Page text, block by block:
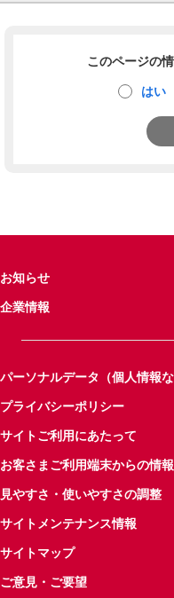
このページの
はい
お知らせ
企業情報
パーソナルデータ（個人情報
プライバシーポリシー
サイトご利用にあたって
お客さまご利用端末からの情
見やすさ・使いやすさの調整
サイトメンテナンス情報
サイトマップ
ご意見・ご要望